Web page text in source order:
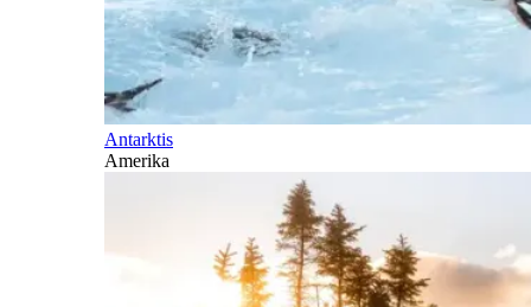
Antarktis
Amerika